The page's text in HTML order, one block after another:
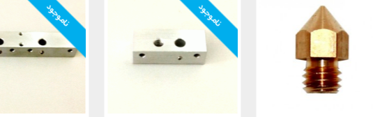
ناموجود ناموجود ناموجود